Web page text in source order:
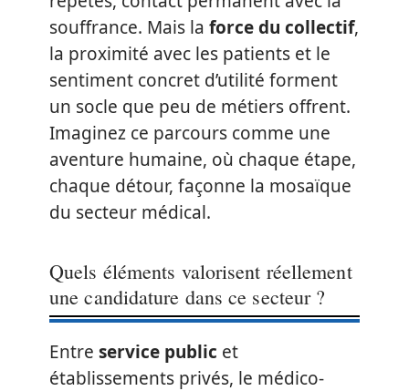
souffrance. Mais la force du collectif,
la proximité avec les patients et le
sentiment concret d’utilité forment
un socle que peu de métiers offrent.
Imaginez ce parcours comme une
aventure humaine, où chaque étape,
chaque détour, façonne la mosaïque
du secteur médical.
Quels éléments valorisent réellement
une candidature dans ce secteur ?
Entre service public et
établissements privés, le médico-